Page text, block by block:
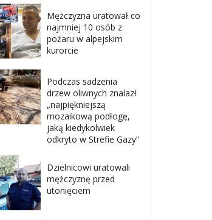
Mężczyzna uratował co
najmniej 10 osób z
pożaru w alpejskim
kurorcie
Podczas sadzenia
drzew oliwnych znalazł
„najpiękniejszą
mozaikową podłogę,
jaką kiedykolwiek
odkryto w Strefie Gazy”
Dzielnicowi uratowali
mężczyznę przed
utonięciem